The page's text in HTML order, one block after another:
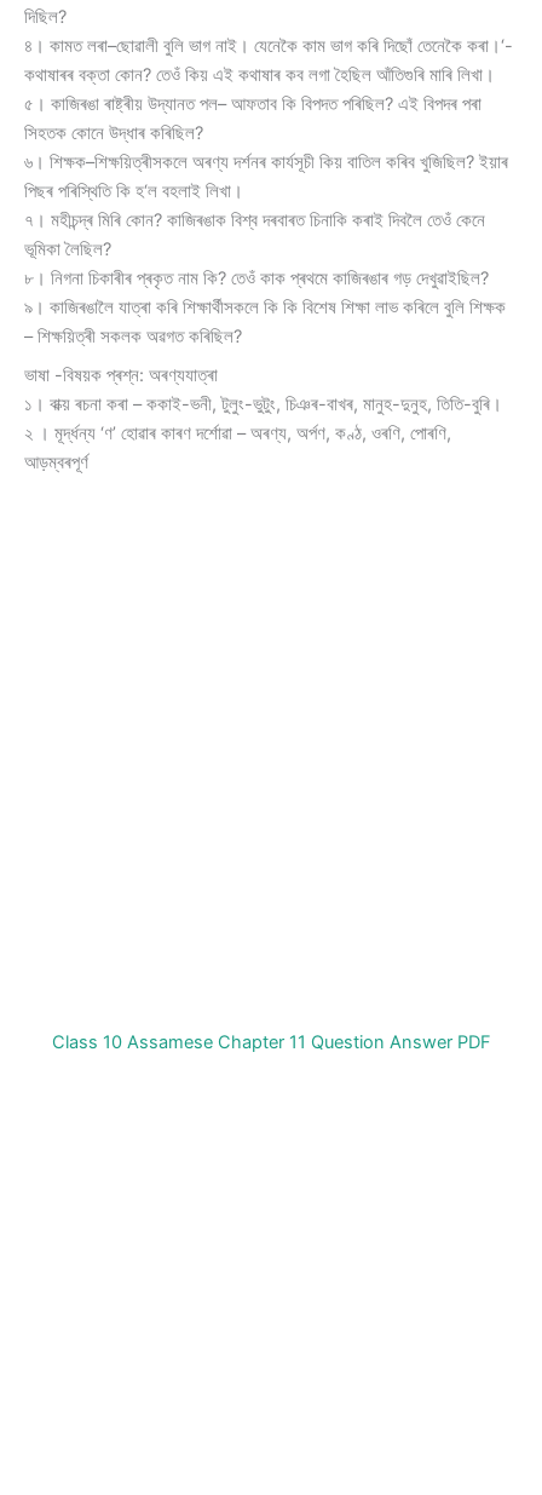
দিছিল?
৪। কামত লৰা–ছোৱালী বুলি ভাগ নাই। যেনেকৈ কাম ভাগ কৰি দিছোঁ তেনেকৈ কৰা।‘-
কথাষাৰৰ বক্তা কোন? তেওঁ কিয় এই কথাষাৰ কব লগা হৈছিল আঁতিগুৰি মাৰি লিখা।
৫। কাজিৰঙা ৰাষ্ট্ৰীয় উদ্যানত পল– আফতাব কি বিপদত পৰিছিল? এই বিপদৰ পৰা
সিহতক কোনে উদ্ধাৰ কৰিছিল?
৬। শিক্ষক–শিক্ষয়িত্ৰীসকলে অৰণ্য দৰ্শনৰ কাৰ্যসূচী কিয় বাতিল কৰিব খুজিছিল? ইয়াৰ
পিছৰ পৰিস্থিতি কি হ‘ল বহলাই লিখা।
৭। মহীচন্দ্ৰ মিৰি কোন? কাজিৰঙাক বিশ্ব দৰবাৰত চিনাকি কৰাই দিবলৈ তেওঁ কেনে
ভূমিকা লৈছিল?
৮। নিগনা চিকাৰীৰ প্ৰকৃত নাম কি? তেওঁ কাক প্ৰথমে কাজিৰঙাৰ গড় দেখুৱাইছিল?
৯। কাজিৰঙালৈ যাত্ৰা কৰি শিক্ষাৰ্থীসকলে কি কি বিশেষ শিক্ষা লাভ কৰিলে বুলি শিক্ষক
– শিক্ষয়িত্ৰী সকলক অৱগত কৰিছিল?
ভাষা -বিষয়ক প্ৰশ্ন: অৰণ্যযাত্ৰা
১। বাক্য় ৰচনা কৰা – ককাই-ভনী, টুলুং-ভুটুং, চিঞৰ-বাখৰ, মানুহ-দুনুহ, তিতি-বুৰি।
২ । মূৰ্দ্ধন্য ‘ণ’ হোৱাৰ কাৰণ দৰ্শোৱা – অৰণ্য, অৰ্পণ, কণ্ঠ, ওৰণি, পোৰণি,
আড়ম্বৰপূৰ্ণ
Class 10 Assamese Chapter 11 Question Answer PDF